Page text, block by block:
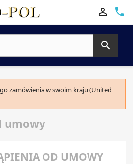
phone


zamówienia w swoim kraju (United
umowy
OD UMOWY